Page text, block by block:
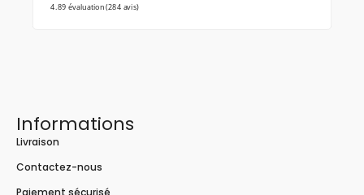
4.89 évaluation(284 avis)
Informations
Livraison
Contactez-nous